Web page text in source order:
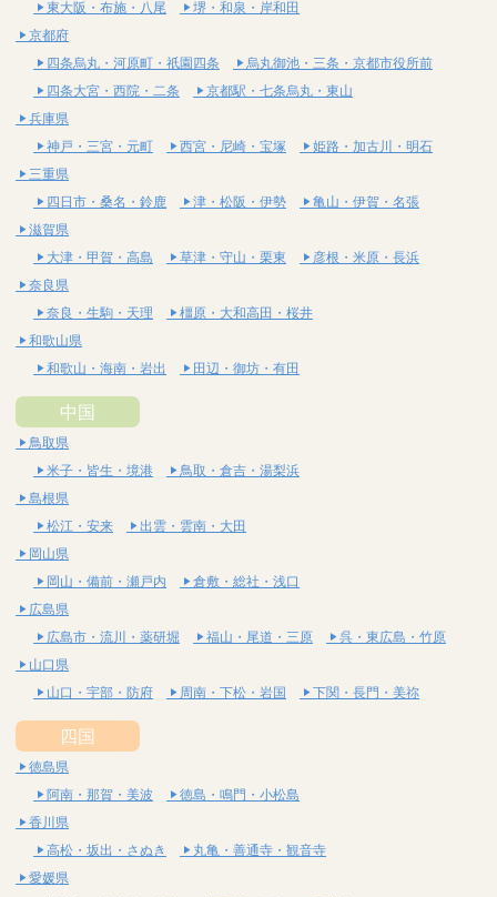
東大阪・布施・八尾
堺・和泉・岸和田
京都府
四条烏丸・河原町・祇園四条
烏丸御池・三条・京都市役所前
四条大宮・西院・二条
京都駅・七条烏丸・東山
兵庫県
神戸・三宮・元町
西宮・尼崎・宝塚
姫路・加古川・明石
三重県
四日市・桑名・鈴鹿
津・松阪・伊勢
亀山・伊賀・名張
滋賀県
大津・甲賀・高島
草津・守山・栗東
彦根・米原・長浜
奈良県
奈良・生駒・天理
橿原・大和高田・桜井
和歌山県
和歌山・海南・岩出
田辺・御坊・有田
中国
鳥取県
米子・皆生・境港
鳥取・倉吉・湯梨浜
島根県
松江・安来
出雲・雲南・大田
岡山県
岡山・備前・瀬戸内
倉敷・総社・浅口
広島県
広島市・流川・薬研堀
福山・尾道・三原
呉・東広島・竹原
山口県
山口・宇部・防府
周南・下松・岩国 下関・長門・美祢
四国
徳島県
阿南・那賀・美波
徳島・鳴門・小松島
香川県
高松・坂出・さぬき
丸亀・善通寺・観音寺
愛媛県